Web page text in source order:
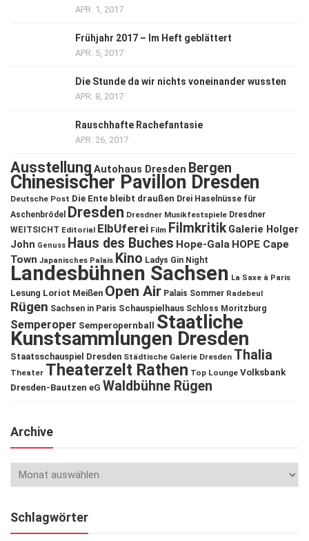
APR. 1, 2017
Frühjahr 2017 – Im Heft geblättert
APR. 5, 2017
Die Stunde da wir nichts voneinander wussten
APR. 8, 2017
Rauschhafte Rachefantasie
APR. 26, 2017
Ausstellung Autohaus Dresden Bergen
Chinesischer Pavillon Dresden
Deutsche Post Die Ente bleibt draußen Drei Haselnüsse für
Aschenbrödel
Dresden Dresdner Musikfestspiele Dresdner
WEITSICHT Editorial ElbUferei Film Filmkritik Galerie Holger
John Genuss Haus des Buches Hope-Gala HOPE Cape
Town Japanisches Palais Kino Ladys Gin Night
Landesbühnen Sachsen La Saxe à Paris
Lesung Loriot Meißen Open Air Palais Sommer Radebeul
Rügen Sachsen in Paris Schauspielhaus Schloss Moritzburg
Semperoper Semperopernball Staatliche
Kunstsammlungen Dresden
Staatsschauspiel Dresden Städtische Galerie Dresden Thalia
Theater Theaterzelt Rathen Top Lounge Volksbank
Dresden-Bautzen eG Waldbühne Rügen
Archive
Schlagwörter